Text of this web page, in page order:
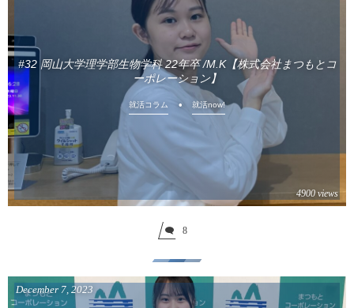
#32 岡山大学理学部生物学科 22年卒 /M.K【株式会社まつもとコ
ーポレーション】
就活コラム 就活now!
4900 views
8
December 7, 2023